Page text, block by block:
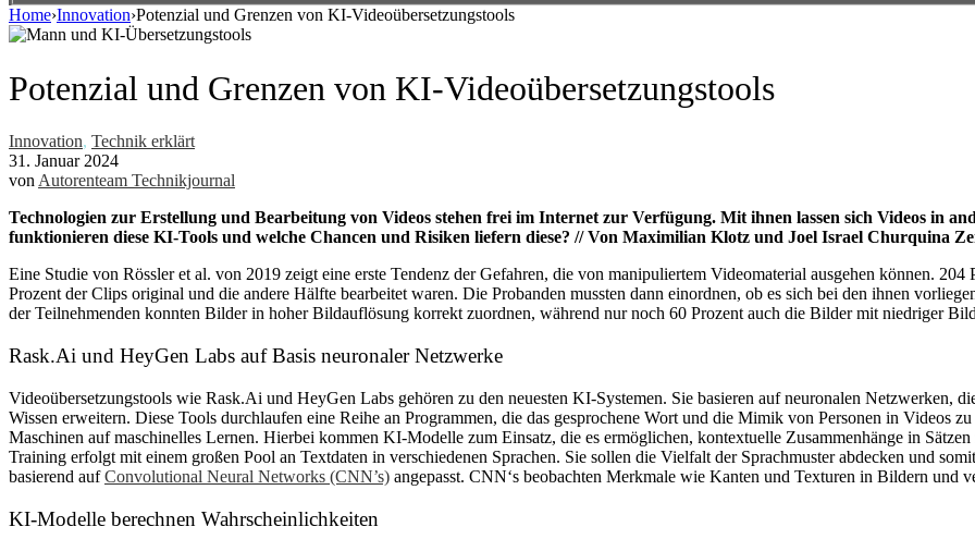
Home›Innovation›Potenzial und Grenzen von KI-Videoübersetzungstools
Potenzial und Grenzen von KI-Videoübersetzungstools
Innovation, Technik erklärt
31. Januar 2024
von Autorenteam Technikjournal
Technologien zur Erstellung und Bearbeitung von Videos stehen frei im Internet zur Verfügung. Mit ihnen lassen sich Videos in
funktionieren diese KI-Tools und welche Chancen und Risiken liefern diese? // Von Maximilian Klotz und Joel Israel Churquina
Eine Studie von Rössler et al. von 2019 zeigt eine erste Tendenz der Gefahren, die von manipuliertem Videomaterial ausgehen können.
Prozent der Clips original und die andere Hälfte bearbeitet waren. Die Probanden mussten dann einordnen, ob es sich bei den ihnen
der Teilnehmenden konnten Bilder in hoher Bildauflösung korrekt zuordnen, während nur noch 60 Prozent auch die Bilder mit niedriger
Rask.Ai und HeyGen Labs auf Basis neuronaler Netzwerke
Videoübersetzungstools wie Rask.Ai und HeyGen Labs gehören zu den neuesten KI-Systemen. Sie basieren auf neuronalen Netzwerken,
Wissen erweitern. Diese Tools durchlaufen eine Reihe an Programmen, die das gesprochene Wort und die Mimik von Personen in Videos
Maschinen auf maschinelles Lernen. Hierbei kommen KI-Modelle zum Einsatz, die es ermöglichen, kontextuelle Zusammenhänge in
Training erfolgt mit einem großen Pool an Textdaten in verschiedenen Sprachen. Sie sollen die Vielfalt der Sprachmuster abdecken und
basierend aufConvolutional Neural Networks (CNN’s) angepasst. CNN‘s beobachten Merkmale wie Kanten und Texturen in Bildern und
KI-Modelle berechnen Wahrscheinlichkeiten